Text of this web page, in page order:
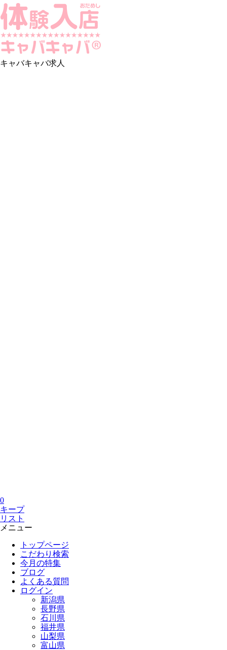
キャバキャバ求人
0
キープ
リスト
メニュー
トップページ
こだわり検索
今月の特集
ブログ
よくある質問
ログイン
新潟県
長野県
石川県
福井県
山梨県
富山県